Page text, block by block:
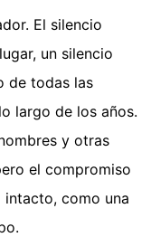
El silencio
un silencio
de todas las
largo de los años.
y otras
el compromiso
como una